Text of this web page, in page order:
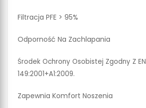
Filtracja PFE > 95%
Odporność Na Zachlapania
Środek Ochrony Osobistej Zgodny Z EN
149:2001+A1:2009.
Zapewnia Komfort Noszenia